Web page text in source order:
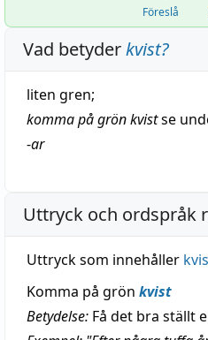
Föreslå
Vad betyderkvist?
liten gren;
komma pågrönkvistse
-ar
Uttryck och ordspråk
Uttryck som innehåller
Komma på grön kvist
Betydelse: Få det bra ställt